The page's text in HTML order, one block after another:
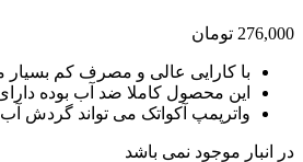
276,000 تومان
با کارایی عالی و مصرف کم
این محصول کاملا ضد آب بوده
واترپمپ آکواتک می تواند گردش آب
در انبار موجود نمی باشد